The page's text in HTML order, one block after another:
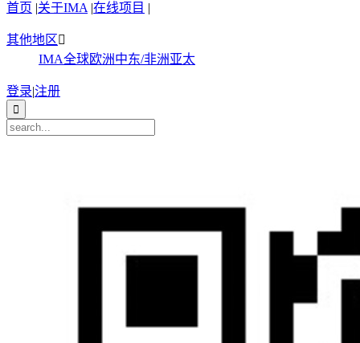
首页 |关于IMA |在线项目 |
其他地区
IMA全球欧洲中东/非洲亚太
登录|注册
